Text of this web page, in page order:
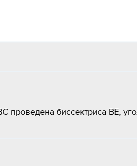
проведена биссектриса BE,